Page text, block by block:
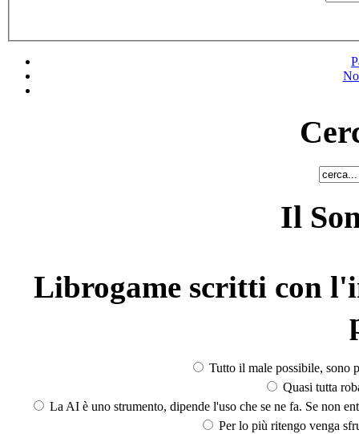
Il
Librogame scritti con
Tutto il male possibile, sono
Quasi tutta
La AI è uno strumento, dipende l'uso che se ne fa. Se non
Per lo più ritengo venga